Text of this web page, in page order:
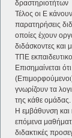
δραστηριοτήτων
Τέλος οι Ε
παρατηρήσεις
οποίες έχουν
διδάσκοντες και
ΤΠΕ
Επισημαίνεται
γνωρίζουν τα
της κάθε ομάδας.
Η εμβάθυνση και
επόμενα
διδακτικές